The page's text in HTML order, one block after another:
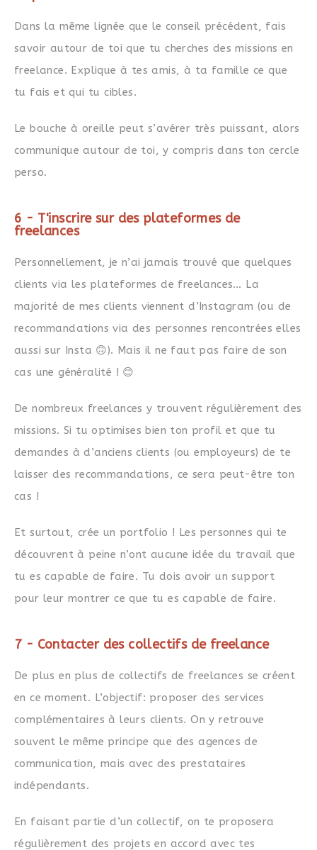
Dans la même lignée que le conseil précédent, fais
savoir autour de toi que tu cherches des missions en
freelance. Explique à tes amis, à ta famille ce que
tu fais et qui tu cibles.
Le bouche à oreille peut s’avérer très puissant, alors
communique autour de toi, y compris dans ton cercle
perso.
6 - T'inscrire sur des plateformes de
freelances
Personnellement, je n’ai jamais trouvé que quelques
clients via les plateformes de freelances… La
majorité de mes clients viennent d’Instagram (ou de
recommandations via des personnes rencontrées elles
aussi sur Insta 🙃). Mais il ne faut pas faire de son
cas une généralité ! 😊
De nombreux freelances y trouvent régulièrement des
missions. Si tu optimises bien ton profil et que tu
demandes à d’anciens clients (ou employeurs) de te
laisser des recommandations, ce sera peut-être ton
cas !
Et surtout, crée un portfolio ! Les personnes qui te
découvrent à peine n’ont aucune idée du travail que
tu es capable de faire. Tu dois avoir un support
pour leur montrer ce que tu es capable de faire.
7 - Contacter des collectifs de freelance
De plus en plus de collectifs de freelances se créent
en ce moment. L’objectif: proposer des services
complémentaires à leurs clients. On y retrouve
souvent le même principe que des agences de
communication, mais avec des prestataires
indépendants.
En faisant partie d’un collectif, on te proposera
régulièrement des projets en accord avec tes